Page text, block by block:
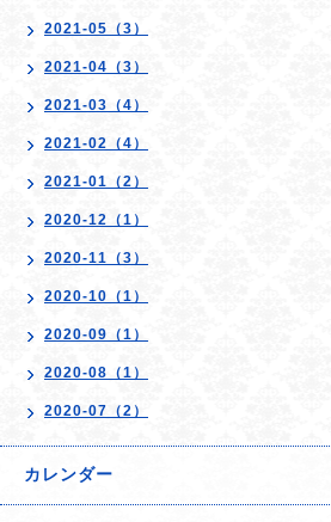
2021-05（3）
2021-04（3）
2021-03（4）
2021-02（4）
2021-01（2）
2020-12（1）
2020-11（3）
2020-10（1）
2020-09（1）
2020-08（1）
2020-07（2）
カレンダー